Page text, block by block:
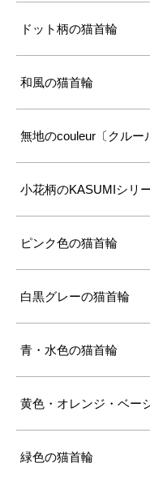
ドット柄の猫首輪
和風の猫首輪
無地のcouleur〔クルー
小花柄のKASUMIシリ
ピンク色の猫首輪
白黒グレーの猫首輪
青・水色の猫首輪
黄色・オレンジ・ベー
緑色の猫首輪